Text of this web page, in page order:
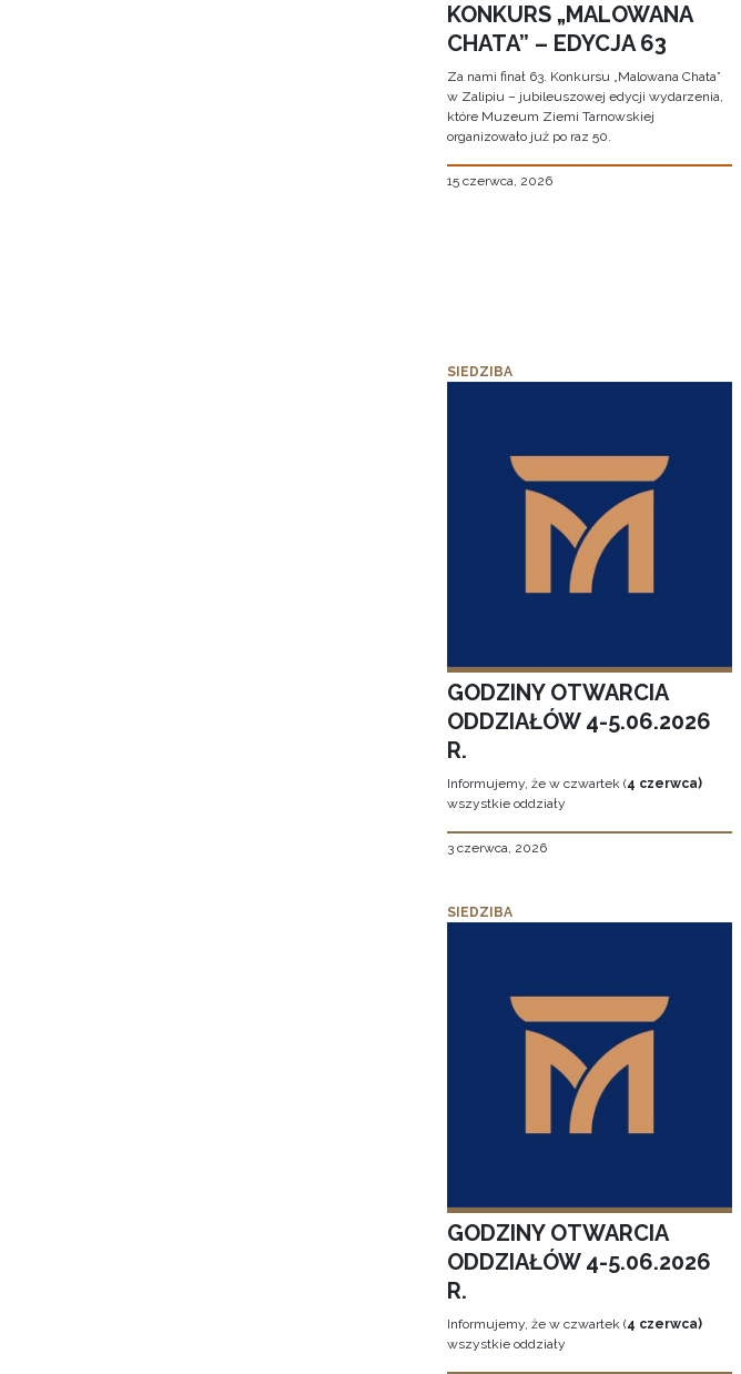
KONKURS „MALOWANA
CHATA” – EDYCJA 63
Za nami finał 63. Konkursu „Malowana Chata”
w Zalipiu – jubileuszowej edycji wydarzenia,
które Muzeum Ziemi Tarnowskiej
organizowało już po raz 50.
15 czerwca, 2026
SIEDZIBA
GODZINY OTWARCIA
ODDZIAŁÓW 4-5.06.2026
R.
Informujemy, że w czwartek (4 czerwca)
wszystkie oddziały
3 czerwca, 2026
SIEDZIBA
GODZINY OTWARCIA
ODDZIAŁÓW 4-5.06.2026
R.
Informujemy, że w czwartek (4 czerwca)
wszystkie oddziały